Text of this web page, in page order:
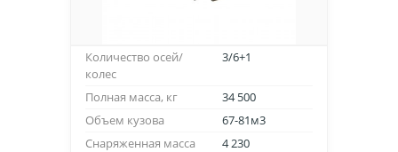
Количество осей/
колес
3/6+1
Полная масса, кг
34 500
Объем кузова
67-81м3
Снаряженная масса
4 230